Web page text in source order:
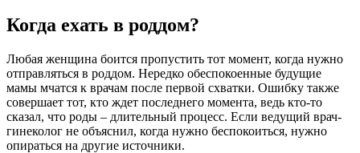
Когда ехать в роддом?
Любая женщина боится пропустить тот момент, когда нужно
отправляться в роддом. Нередко обеспокоенные будущие
мамы мчатся к врачам после первой схватки. Ошибку также
совершает тот, кто ждет последнего момента, ведь кто-то
сказал, что роды – длительный процесс. Если ведущий врач-
гинеколог не объяснил, когда нужно беспокоиться, нужно
опираться на другие источники.